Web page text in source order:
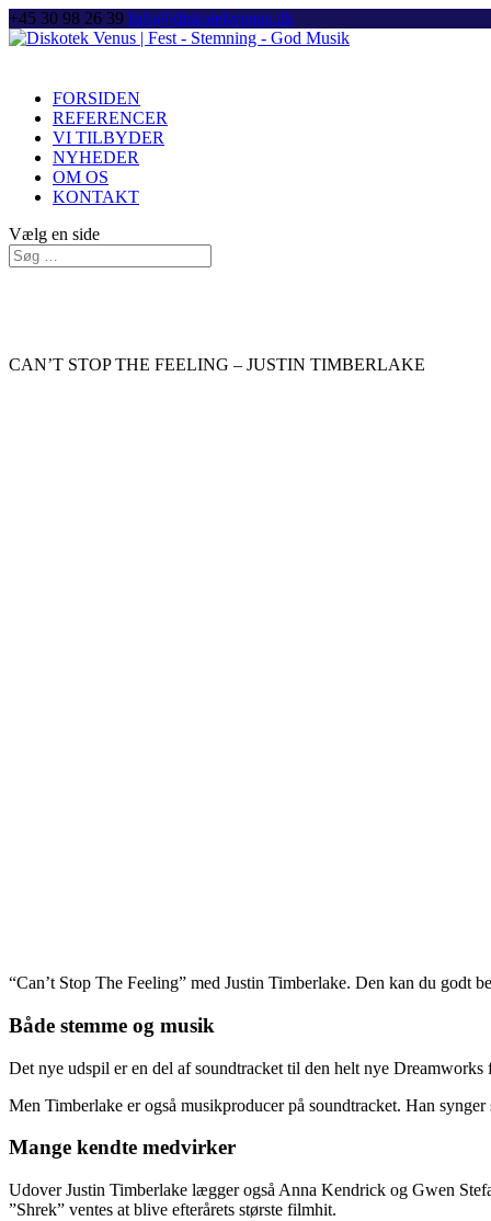
+45 30 98 26 39 Info@diskotekvenus.dk
FORSIDEN
REFERENCER
VI TILBYDER
NYHEDER
OM OS
KONTAKT
Vælg en side
CAN’T STOP THE FEELING – JUSTIN TIMBERLAKE
“Can’t Stop The Feeling” med Justin Timberlake. Den kan du
Både stemme og musik
Det nye udspil er en del af soundtracket til den helt nye
Men Timberlake er også musikproducer på soundtracket. Han
Mange kendte medvirker
Udover Justin Timberlake lægger også Anna Kendrick og Gwen
”Shrek” ventes at blive efterårets største filmhit.